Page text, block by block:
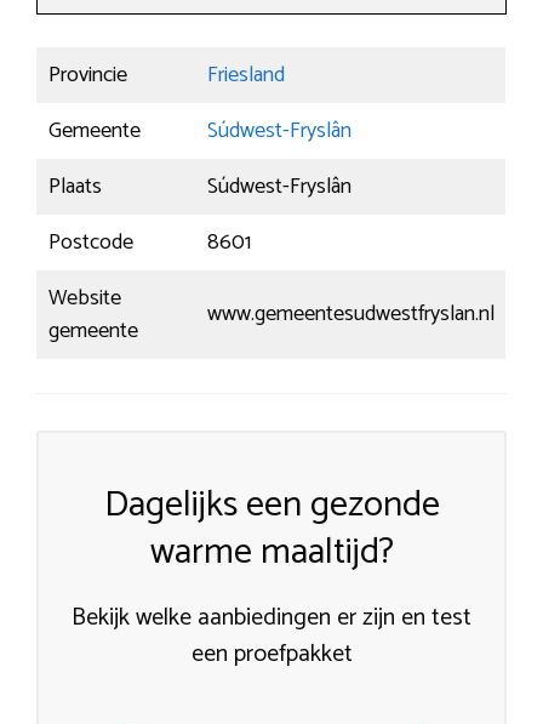
Provincie
Friesland
Gemeente
Súdwest-Fryslân
Plaats
Súdwest-Fryslân
Postcode
8601
Website
gemeente
www.gemeentesudwestfryslan.nl
Dagelijks een gezonde
warme maaltijd?
Bekijk welke aanbiedingen er zijn en test
een proefpakket